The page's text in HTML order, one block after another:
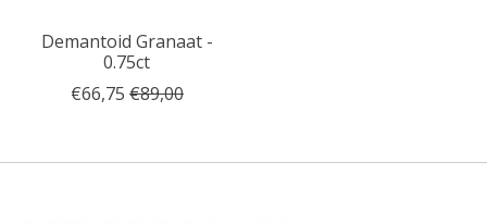
Demantoid Granaat -
0.75ct
€66,75 €89,00